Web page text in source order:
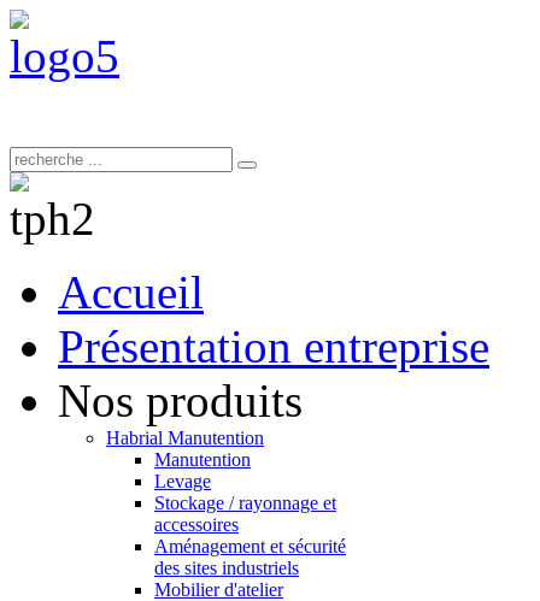
Accueil
Présentation entreprise
Nos produits
Habrial Manutention
Manutention
Levage
Stockage / rayonnage et
accessoires
Aménagement et sécurité
des sites industriels
Mobilier d'atelier